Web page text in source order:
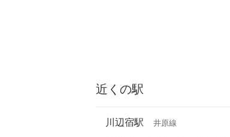
近くの駅
川辺宿駅 井原線